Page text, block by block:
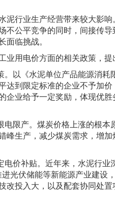
泥行业生产经营带来较大影
不公平竞争的同时，间接传
面临挑战。
业用电价方面的相关政策，提
。以《水泥单位产品能源消耗
达到限定标准的企业不予加
企业给予一定奖励，体现优
电限产。煤炭价格上涨的根
峰生产，减少煤炭需求，增
电价补贴。近年来，水泥行业
光伏储能等新能源产业建设
改投入大，以及配套协同处